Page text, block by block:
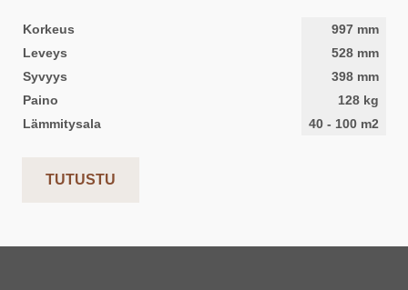
Korkeus 997 mm
Leveys
528 mm
Syvyys
398 mm
Paino
128 kg
Lämmitysala
40 - 100 m2
TUTUSTU